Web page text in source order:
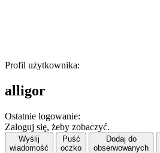
Profil użytkownika:
alligor
Ostatnie logowanie:
Zaloguj się, żeby zobaczyć.
Wyślij
wiadomość
Puść
oczko
Dodaj do
obserwowanych